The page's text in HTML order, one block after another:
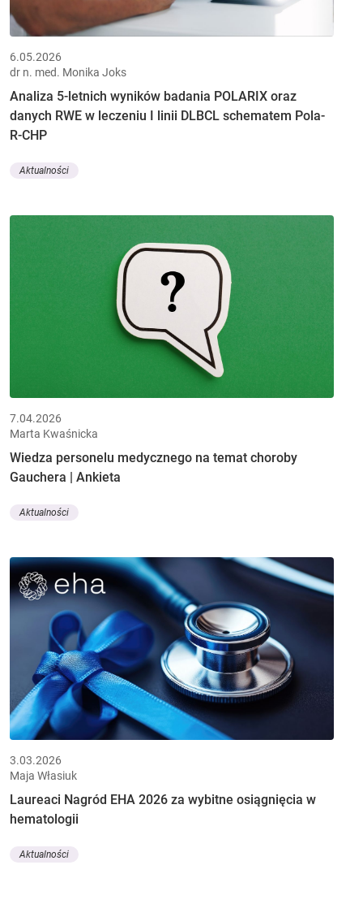
6.05.2026
dr n. med. Monika Joks
Analiza 5-letnich wyników badania POLARIX oraz
danych RWE w leczeniu I linii DLBCL schematem Pola-
R-CHP
Aktualności
7.04.2026
Marta Kwaśnicka
Wiedza personelu medycznego na temat choroby
Gauchera | Ankieta
Aktualności
3.03.2026
Maja Własiuk
Laureaci Nagród EHA 2026 za wybitne osiągnięcia w
hematologii
Aktualności